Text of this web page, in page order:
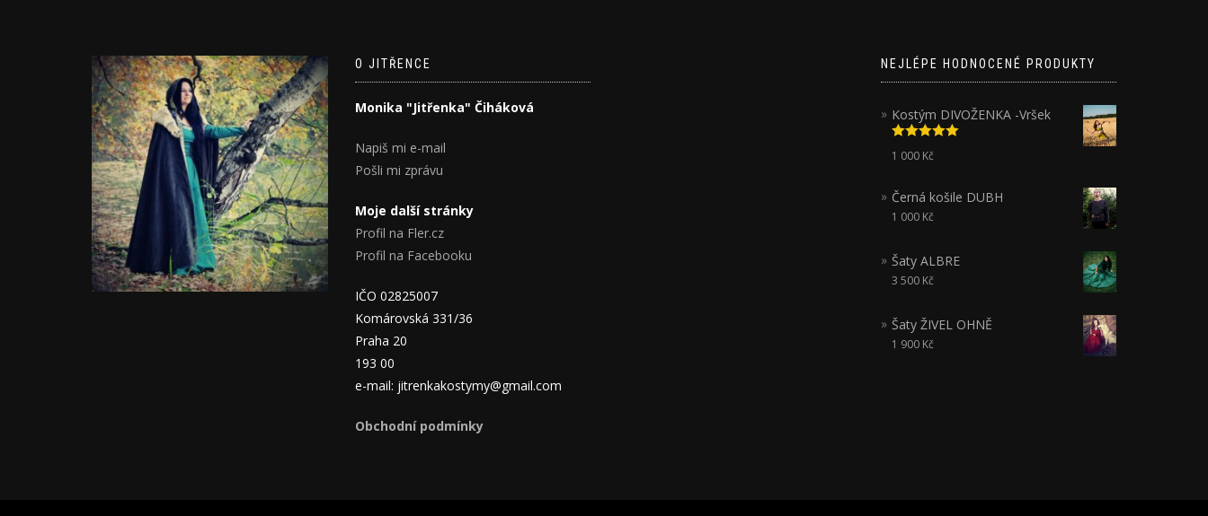
O JITŘENCE
Monika "Jitřenka" Čiháková
Napiš mi e-mail
Pošli mi zprávu
Moje další stránky
Profil na Fler.cz
Profil na Facebooku
IČO 02825007
Komárovská 331/36
Praha 20
193 00
e-mail: jitrenkakostymy@gmail.com
Obchodní podmínky
NEJLÉPE HODNOCENÉ PRODUKTY
Kostým DIVOŽENKA -Vršek
Hodnocení
5.00z 5
1 000 Kč
Černá košile DUBH
1 000 Kč
Šaty ALBRE
3 500 Kč
Šaty ŽIVEL OHNĚ
1 900 Kč